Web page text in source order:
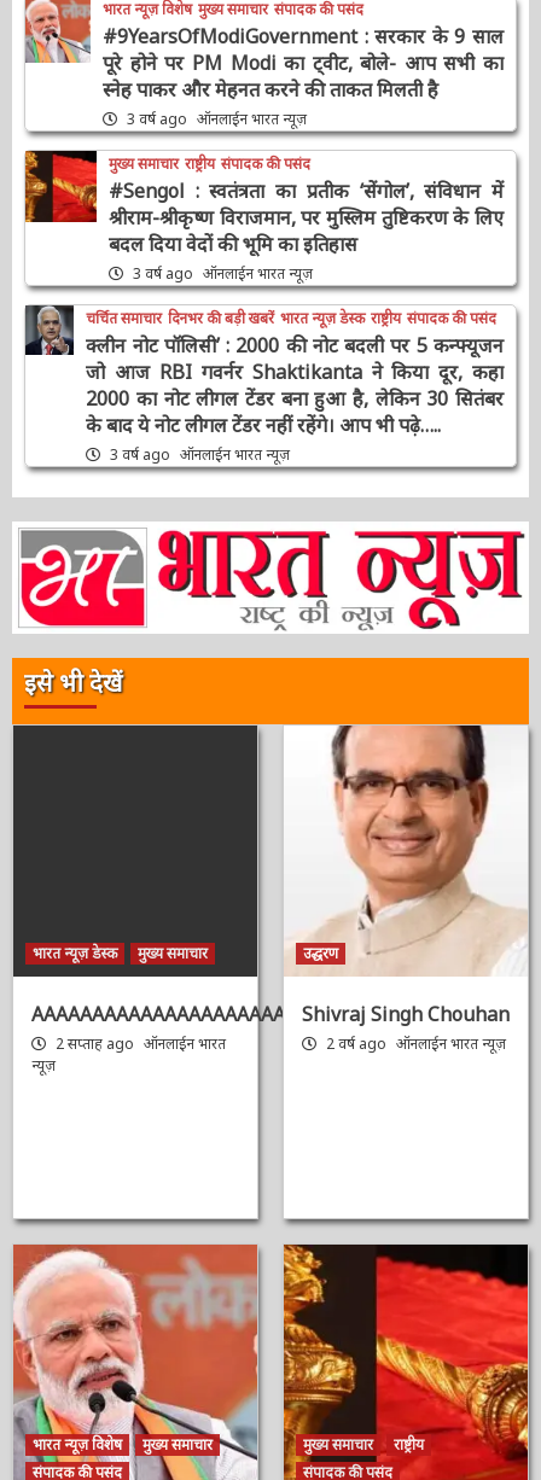
भारत न्यूज़ विशेष मुख्य समाचार संपादक की पसंद
#9YearsOfModiGovernment : सरकार के 9
साल पूरे होने पर PM Modi का ट्वीट, बोले- आप सभी
का स्नेह पाकर और मेहनत करने की ताकत मिलती है
3 वर्ष ago ऑनलाईन भारत न्यूज़
मुख्य समाचार राष्ट्रीय संपादक की पसंद
#Sengol : स्वतंत्रता का प्रतीक ‘सेंगोल’, संविधान में
श्रीराम-श्रीकृष्ण विराजमान, पर मुस्लिम तुष्टिकरण के
लिए बदल दिया वेदों की भूमि का इतिहास
3 वर्ष ago ऑनलाईन भारत न्यूज़
चर्चित समाचार दिनभर की बड़ी खबरें भारत न्यूज़ डेस्क राष्ट्रीय
संपादक की पसंद
क्लीन नोट पॉलिसी’ : 2000 की नोट बदली पर 5
कन्फ्यूजन जो आज RBI गवर्नर Shaktikanta ने किया
30 सितंबर के बाद ये नोट लीगल टेंडर नहीं रहेंगे। आप भी
पढ़े…..
3 वर्ष ago ऑनलाईन भारत न्यूज़
भारत न्यूज़ डेस्क